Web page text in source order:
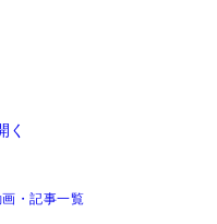
く
画・記事一覧